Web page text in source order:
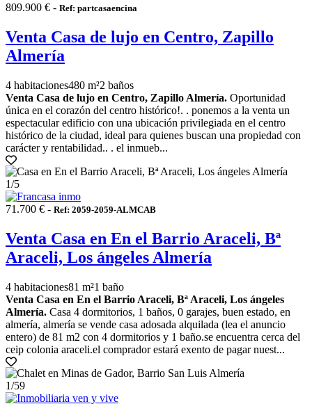
809.900 € - Ref: partcasaencina
Venta Casa de lujo en Centro, Zapillo
Almería
4 habitaciones480 m²2 baños
Venta Casa de lujo en Centro, Zapillo Almería. Oportunidad
única en el corazón del centro histórico!. . ponemos a la venta un
espectacular edificio con una ubicación privilegiada en el centro
histórico de la ciudad, ideal para quienes buscan una propiedad con
carácter y rentabilidad.. . el inmueb...
1/5
71.700 € - Ref: 2059-2059-ALMCAB
Venta Casa en En el Barrio Araceli, Bª
Araceli, Los ángeles Almería
4 habitaciones81 m²1 baño
Venta Casa en En el Barrio Araceli, Bª Araceli, Los ángeles
Almería. Casa 4 dormitorios, 1 baños, 0 garajes, buen estado, en
almería, almería se vende casa adosada alquilada (lea el anuncio
entero) de 81 m2 con 4 dormitorios y 1 baño.se encuentra cerca del
ceip colonia araceli.el comprador estará exento de pagar nuest...
1/59